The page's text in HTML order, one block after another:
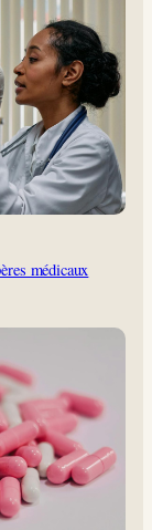
médicaux